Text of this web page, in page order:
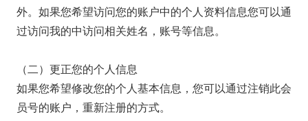
外。如果您希望访问您的账户中的个人资料信息您可以通
过访问我的中访问相关姓名，账号等信息。
（二）更正您的个人信息
如果您希望修改您的个人基本信息，您可以通过注销此会
员号的账户，重新注册的方式。